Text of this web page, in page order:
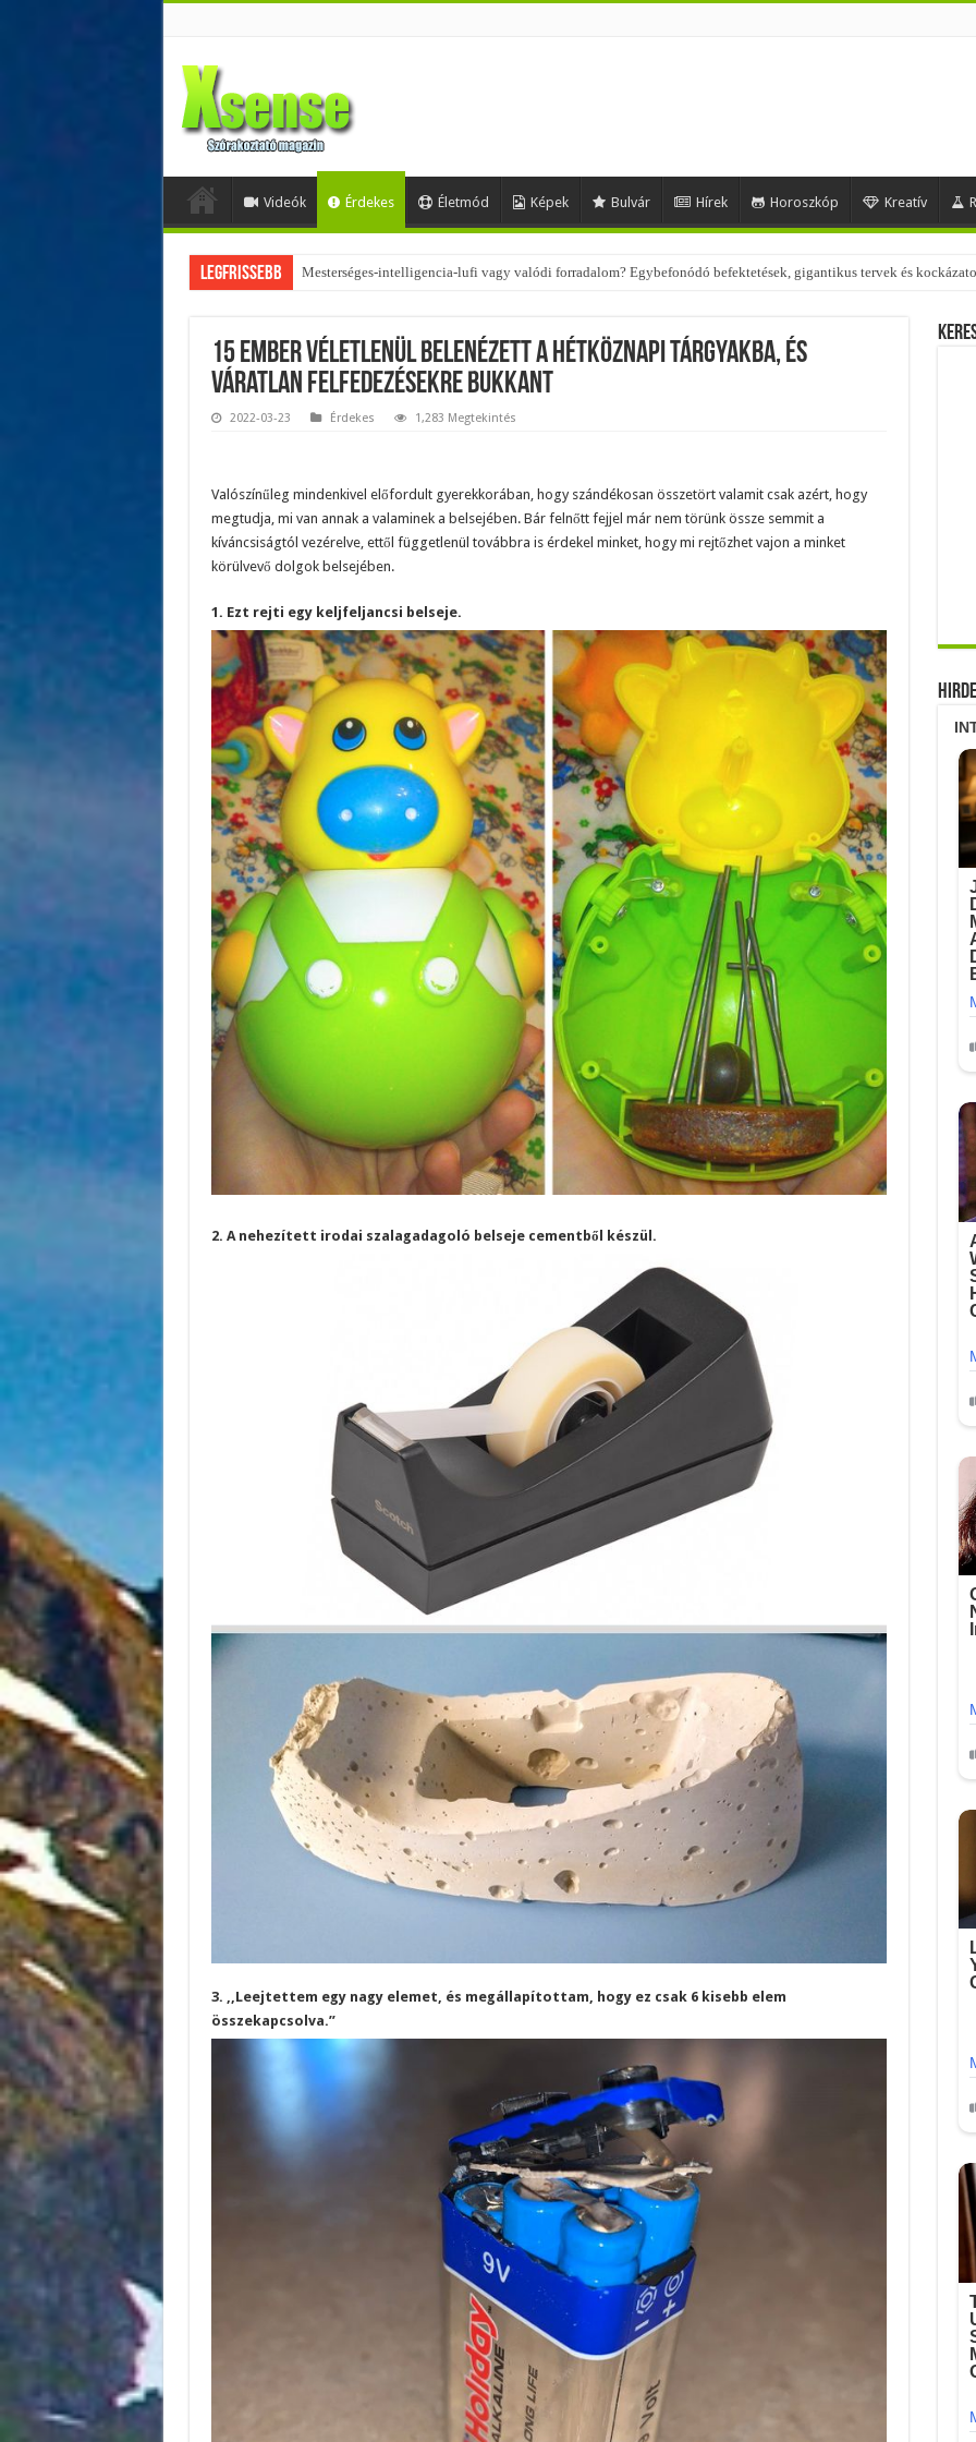
Videók Érdekes Életmód Képek Bulvár Hírek Horoszkóp Kreatív
Legfrissebb Az övtáskák továbbra is trendik – nézd meg, milyen stílusokhoz illenek!
15 ember véletlenül belenézett a hétköznapi tárgyakba, és
váratlan felfedezésekre bukkant
2022-03-23 Érdekes 1,283 Megtekintés
Valószínűleg mindenkivel előfordult gyerekkorában, hogy szándékosan összetört valamit csak azért, hogy
megtudja, mi van annak a valaminek a belsejében. Bár felnőtt fejjel már nem törünk össze semmit a
kíváncsiságtól vezérelve, ettől függetlenül továbbra is érdekel minket, hogy mi rejtőzhet vajon a minket
körülvevő dolgok belsejében.
1. Ezt rejti egy keljfeljancsi belseje.
2. A nehezített irodai szalagadagoló belseje cementből készül.
3. ,,Leejtettem egy nagy elemet, és megállapítottam, hogy ez csak 6 kisebb elem
összekapcsolva.”